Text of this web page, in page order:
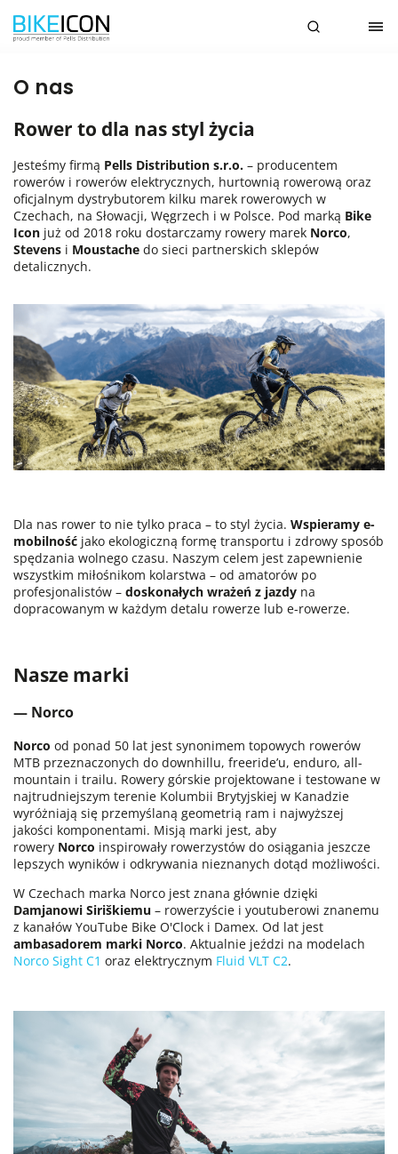
O nas
Rower to dla nas styl życia
Jesteśmy firmą Pells Distribution s.r.o. – producentem
rowerów i rowerów elektrycznych, hurtownią rowerową oraz
oficjalnym dystrybutorem kilku marek rowerowych w
Czechach, na Słowacji, Węgrzech i w Polsce. Pod marką Bike
Icon już od 2018 roku dostarczamy rowery marek Norco,
Stevens i Moustache do sieci partnerskich sklepów
detalicznych.
Dla nas rower to nie tylko praca – to styl życia. Wspieramy e-
mobilność jako ekologiczną formę transportu i zdrowy sposób
spędzania wolnego czasu. Naszym celem jest zapewnienie
wszystkim miłośnikom kolarstwa – od amatorów po
profesjonalistów – doskonałych wrażeń z jazdy na
dopracowanym w każdym detalu rowerze lub e-rowerze.
Nasze marki
— Norco
Norco od ponad 50 lat jest synonimem topowych rowerów
MTB przeznaczonych do downhillu, freeride’u, enduro, all-
mountain i trailu. Rowery górskie projektowane i testowane w
najtrudniejszym terenie Kolumbii Brytyjskiej w Kanadzie
wyróżniają się przemyślaną geometrią ram i najwyższej
jakości komponentami. Misją marki jest, aby
rowery Norco inspirowały rowerzystów do osiągania jeszcze
lepszych wyników i odkrywania nieznanych dotąd możliwości.
W Czechach marka Norco jest znana głównie dzięki
Damjanowi Siriškiemu – rowerzyście i youtuberowi znanemu
z kanałów YouTube Bike O'Clock i Damex. Od lat jest
ambasadorem marki Norco. Aktualnie jeździ na modelach
Norco Sight C1 oraz elektrycznym Fluid VLT C2.